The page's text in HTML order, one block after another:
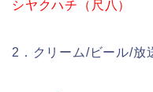
シヤクハチ（尺八）
2．クリーム/ビール/放